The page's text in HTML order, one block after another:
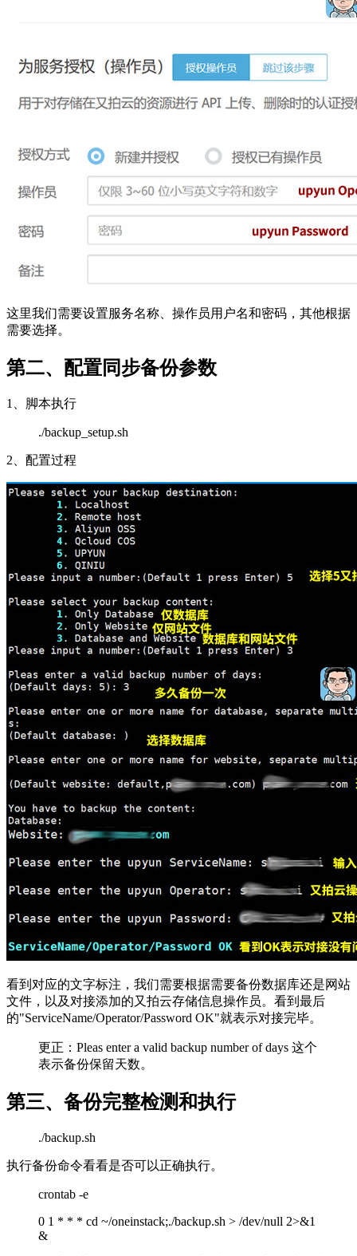
这里我们需要设置服务名称、操作员用户名和密码，其他根据
需要选择。
第二、配置同步备份参数
1、脚本执行
./backup_setup.sh
2、配置过程
看到对应的文字标注，我们需要根据需要备份数据库还是网站
文件，以及对接添加的又拍云存储信息操作员。看到最后
的"ServiceName/Operator/Password OK"就表示对接完毕。
更正：Pleas enter a valid backup number of days 这个
表示备份保留天数。
第三、备份完整检测和执行
./backup.sh
执行备份命令看看是否可以正确执行。
crontab -e
0 1 * * * cd ~/oneinstack;./backup.sh > /dev/null 2>&1
&